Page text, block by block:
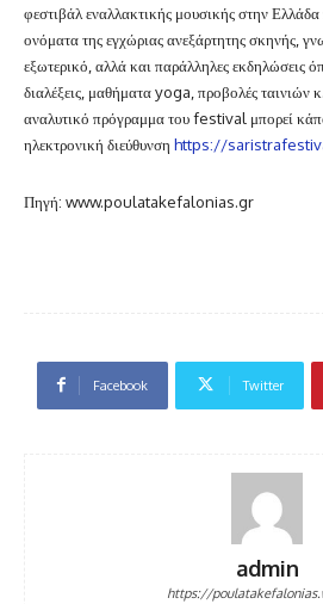
φεστιβάλ εναλλακτικής μουσικής στην
ονόματα της εγχώριας ανεξάρτητης σκηνής,
εξωτερικό, αλλά και παράλληλες εκδηλώσεις
διαλέξεις, μαθήματα yoga, προβολές ταινιών
αναλυτικό πρόγραμμα τουfestival μπορεί
ηλεκτρονική διεύθυνση https://
Πηγή: www.poulatakefalonias.gr
Facebook Twitter
admin
https://